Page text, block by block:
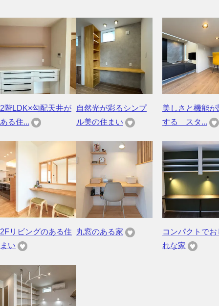
2階LDK×勾配天井が
ある住...
自然光が彩るシンプ
ル美の住まい
美しさと機能が
する スタ...
2Fリビングのある住
まい
丸窓のある家
コンパクトでお
れな家